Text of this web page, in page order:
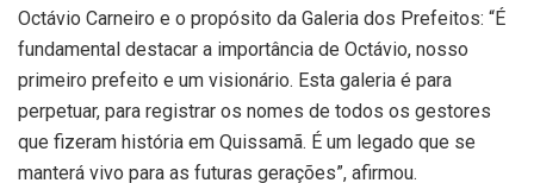
Octávio Carneiro e o propósito da Galeria dos Prefeitos: “É
fundamental destacar a importância de Octávio, nosso
primeiro prefeito e um visionário. Esta galeria é para
perpetuar, para registrar os nomes de todos os gestores
que fizeram história em Quissamã. É um legado que se
manterá vivo para as futuras gerações”, afirmou.